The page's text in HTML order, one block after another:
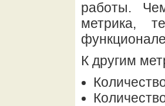
работы.
метрика,
К другим